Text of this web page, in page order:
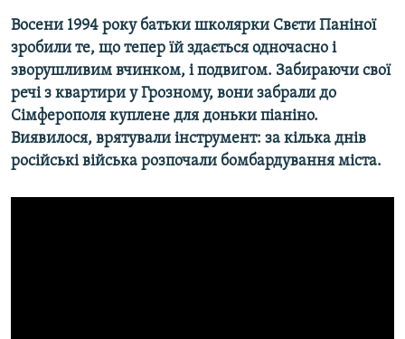
Восени 1994 року батьки школярки Свєти Паніної
зробили те, що тепер їй здається одночасно і
зворушливим вчинком, і подвигом. Забираючи свої
речі з квартири у Грозному, вони забрали до
Сімферополя куплене для доньки піаніно.
Виявилося, врятували інструмент: за кілька днів
російські війська розпочали бомбардування міста.